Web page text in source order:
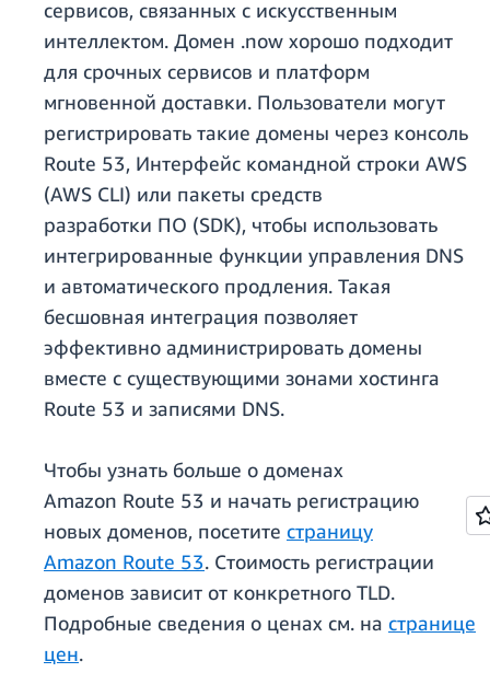
сервисов, связанных с искусственным
интеллектом. Домен .now хорошо подходит
для срочных сервисов и платформ
мгновенной доставки. Пользователи могут
регистрировать такие домены через консоль
Route 53, Интерфейс командной строки AWS
(AWS CLI) или пакеты средств
разработки ПО (SDK), чтобы использовать
интегрированные функции управления DNS
и автоматического продления. Такая
бесшовная интеграция позволяет
эффективно администрировать домены
вместе с существующими зонами хостинга
Route 53 и записями DNS.
Чтобы узнать больше о доменах
Amazon Route 53 и начать регистрацию
новых доменов, посетите страницу
Amazon Route 53. Стоимость регистрации
доменов зависит от конкретного TLD.
Подробные сведения о ценах см. на странице
цен.